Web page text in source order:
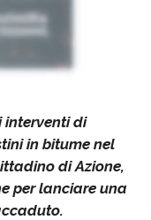
interventi di
in bitume nel
di Azione,
per lanciare una